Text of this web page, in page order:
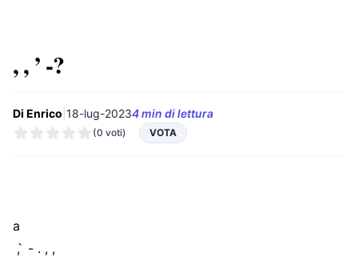
, , ’ -?
Di Enrico 18-lug-20234 min di lettura
(0 voti) VOTA
a
̀ , ̀ - . , ,